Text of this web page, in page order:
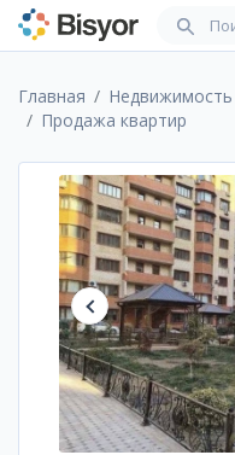
Главная Недвижимость
Продажа квартир